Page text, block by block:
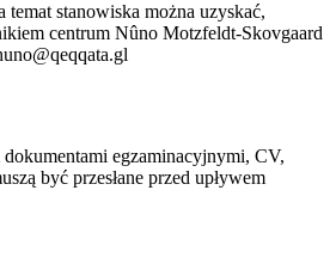
stanowiska można uzyskać,
centrum Nûno Motzfeldt-Skovgaard
egzaminacyjnymi, CV,
być przesłane przed upływem